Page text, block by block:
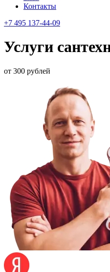
Контакты
+7 495 137-44-09
Услуги
от 300 рублей